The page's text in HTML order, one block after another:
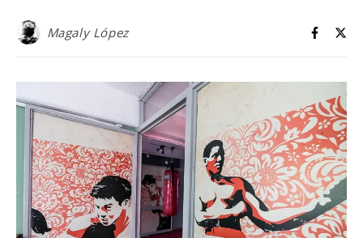
Magaly López